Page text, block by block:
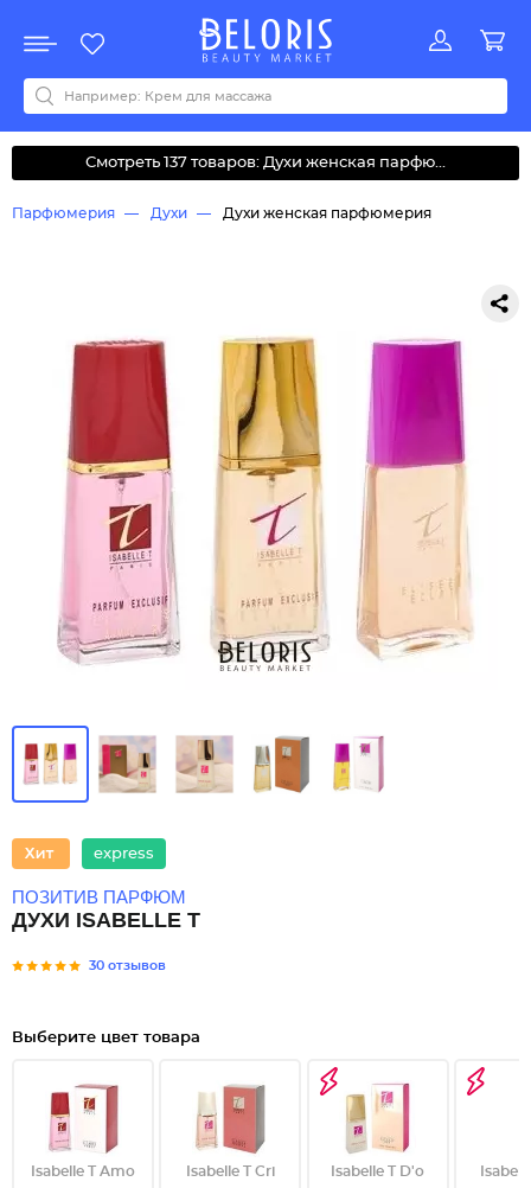
Акции
Все бренды
0-9ABCDEFGHIJKLMNOPQRSTUVWYZАБВДЗИМОКЛНПРСТУФ
Смотреть 137 товаров: Духи женская парфю...
Парфюмерия Духи Духи женская парфюмерия
express
ПОЗИТИВ ПАРФЮМ
ДУХИ ISABELLE T
30 отзывов
Выберите цвет товара
Isabelle T Amo Isabelle T Cri Isabelle T D'o